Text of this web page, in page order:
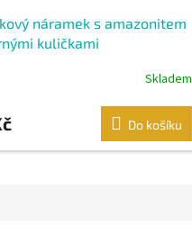
náramek s amazonitem
kuličkami
Skladem
Do košíku